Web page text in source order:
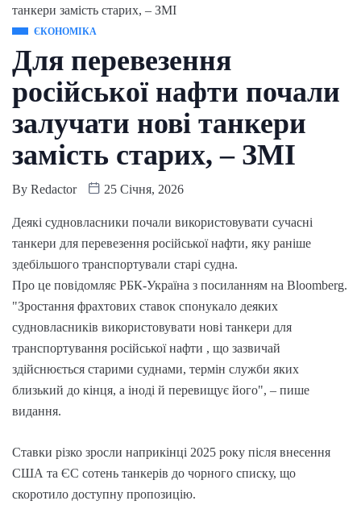
ЄКОНОМІКА
Для перевезення
російської нафти почали
залучати нові танкери
замість старих, – ЗМІ
By Redactor 25 Січня, 2026
Деякі судновласники почали використовувати сучасні
танкери для перевезення російської нафти, яку раніше
здебільшого транспортували старі судна.
Про це повідомляє РБК-Україна з посиланням на Bloomberg.
"Зростання фрахтових ставок спонукало деяких
судновласників використовувати нові танкери для
транспортування російської нафти , що зазвичай
здійснюється старими суднами, термін служби яких
близький до кінця, а іноді й перевищує його", – пише
видання.
Ставки різко зросли наприкінці 2025 року після внесення
США та ЄС сотень танкерів до чорного списку, що
скоротило доступну пропозицію.